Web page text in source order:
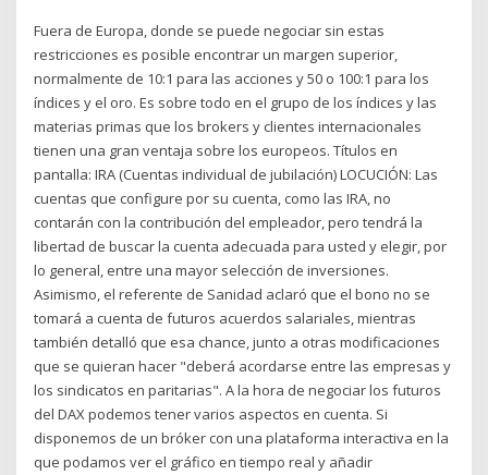
Fuera de Europa, donde se puede negociar sin estas
restricciones es posible encontrar un margen superior,
normalmente de 10:1 para las acciones y 50 o 100:1 para los
índices y el oro. Es sobre todo en el grupo de los índices y las
materias primas que los brokers y clientes internacionales
tienen una gran ventaja sobre los europeos. Títulos en
pantalla: IRA (Cuentas individual de jubilación) LOCUCIÓN: Las
cuentas que configure por su cuenta, como las IRA, no
contarán con la contribución del empleador, pero tendrá la
libertad de buscar la cuenta adecuada para usted y elegir, por
lo general, entre una mayor selección de inversiones.
Asimismo, el referente de Sanidad aclaró que el bono no se
tomará a cuenta de futuros acuerdos salariales, mientras
también detalló que esa chance, junto a otras modificaciones
que se quieran hacer "deberá acordarse entre las empresas y
los sindicatos en paritarias". A la hora de negociar los futuros
del DAX podemos tener varios aspectos en cuenta. Si
disponemos de un bróker con una plataforma interactiva en la
que podamos ver el gráfico en tiempo real y añadir